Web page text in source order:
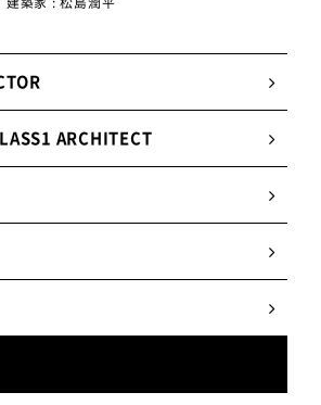
特徴
い
る輝度のグラデーションを科学的
を設計。スポットライトのような
意匠
ARCHITECT